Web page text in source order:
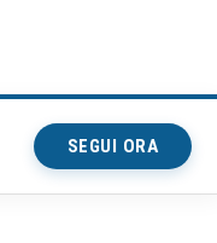
SEGUI ORA